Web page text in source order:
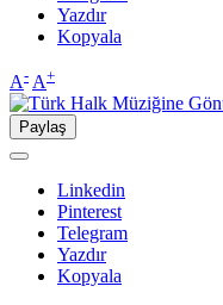
Yazdır
Kopyala
A- A+
Paylaş
Linkedin
Pinterest
Telegram
Yazdır
Kopyala